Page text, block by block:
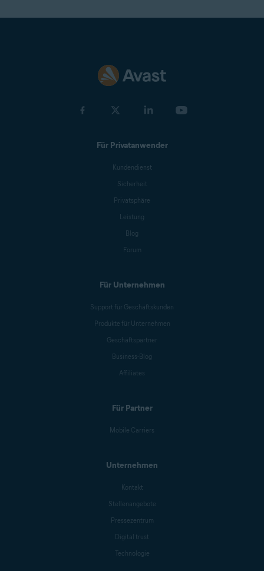
Für Privatanwender
Kundendienst
Sicherheit
Privatsphäre
Leistung
Blog
Forum
Für Unternehmen
Support für Geschäftskunden
Produkte für Unternehmen
Geschäftspartner
Business-Blog
Affiliates
Für Partner
Mobile Carriers
Unternehmen
Kontakt
Stellenangebote
Pressezentrum
Digital trust
Technologie